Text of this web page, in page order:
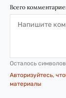
Всего
Осталось
Авторизуйтесь,
материалы